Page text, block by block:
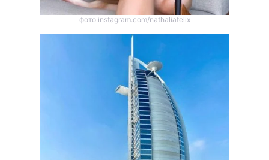
фото instagram.com/nathaliafelix